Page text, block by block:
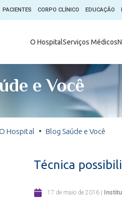
PACIENTES CORPO CLÍNICO EDUCAÇÃO
O HospitalServiços Médicos
Ambulatório
Comitê de
Conheça o
Blog Saúde
Convênios
Doação de
Escritório
e Você
O Hospital Blog Saúde e Você
Técnica
17 de maio de 2016